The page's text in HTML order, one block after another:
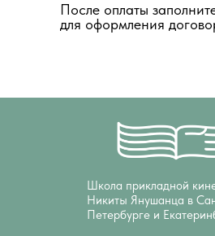
После оплаты
для оформления
Школа прикладной
Никиты Янушанца в
Петербурге и